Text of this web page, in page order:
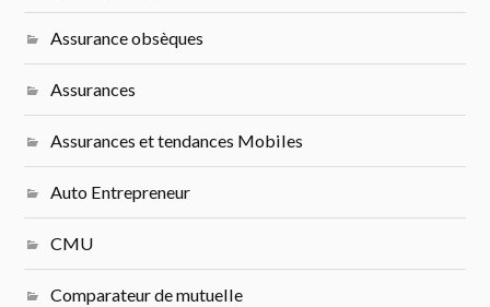
Assurance obsèques
Assurances
Assurances et tendances Mobiles
Auto Entrepreneur
CMU
Comparateur de mutuelle